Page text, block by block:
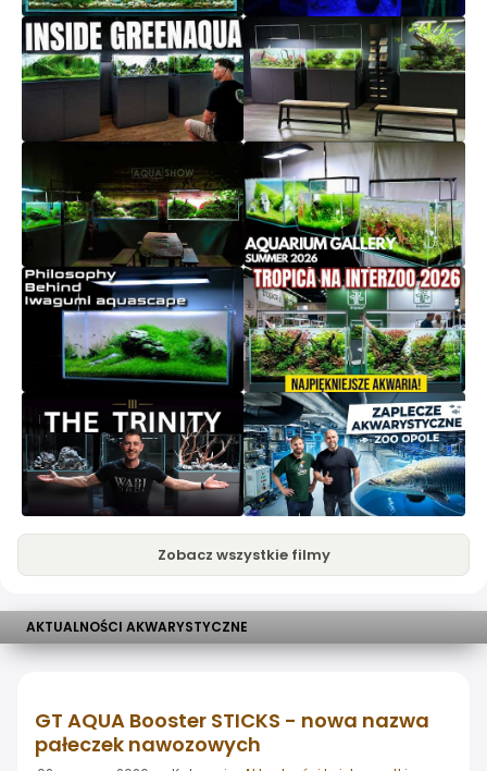
Zobacz wszystkie filmy
AKTUALNOŚCI AKWARYSTYCZNE
GT AQUA Booster STICKS - nowa nazwa
pałeczek nawozowych